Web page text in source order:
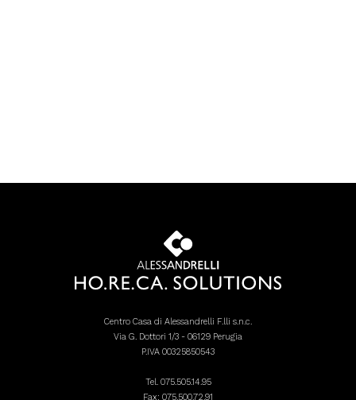
Centro Casa di Alessandrelli F.lli s.n.c.
Via G. Dottori 1/3 - 06129 Perugia
P.IVA 00325850543
Tel. 075.505.14.95
Fax: 075.500.72.91